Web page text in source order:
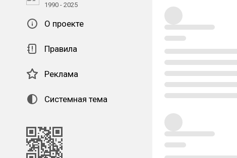
1990 - 2025
О проекте
Правила
Реклама
Системная тема